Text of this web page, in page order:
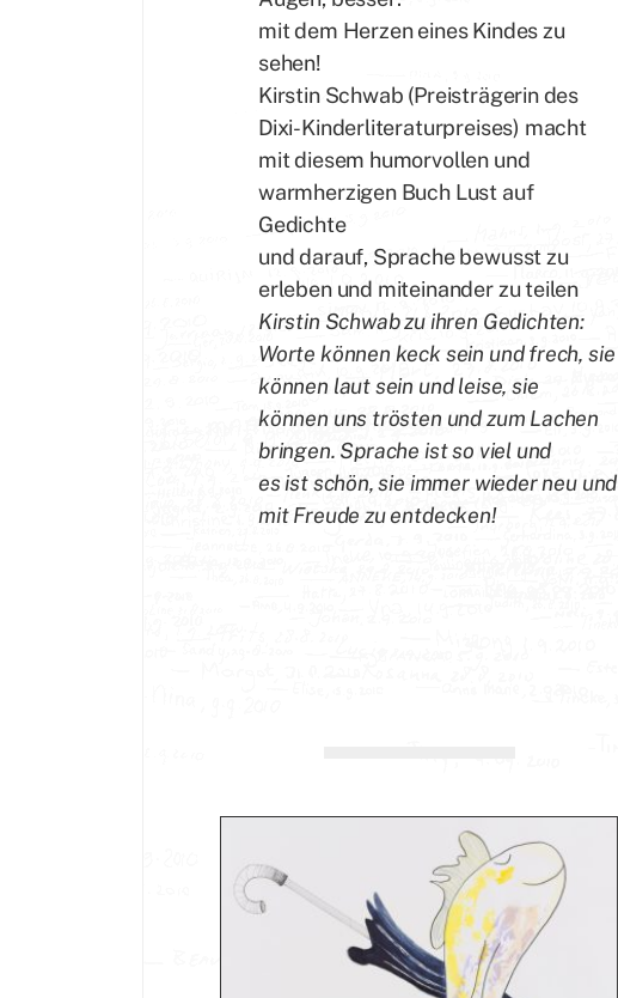
mit dem Herzen eines Kindes zu
sehen!
Kirstin Schwab (Preisträgerin des
Dixi-Kinderliteraturpreises) macht
mit diesem humorvollen und
warmherzigen Buch Lust auf
Gedichte
und darauf, Sprache bewusst zu
erleben und miteinander zu teilen
Kirstin Schwab zu ihren Gedichten:
Worte können keck sein und frech, sie
können laut sein und leise, sie
können uns trösten und zum Lachen
bringen. Sprache ist so viel und
es ist schön, sie immer wieder neu und
mit Freude zu entdecken!